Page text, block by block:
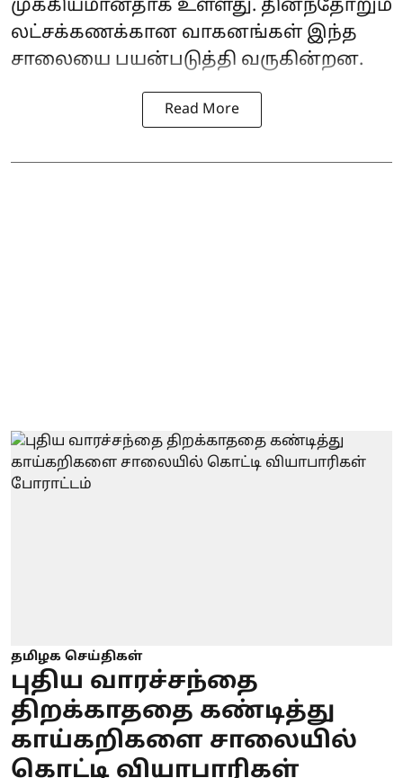
முக்கியமானதாக உள்ளது. தினந்தோறும்
லட்சக்கணக்கான வாகனங்கள் இந்த
சாலையை பயன்படுத்தி வருகின்றன.
Read More
தமிழக செய்திகள்
புதிய வாரச்சந்தை
திறக்காததை கண்டித்து
காய்கறிகளை சாலையில்
கொட்டி வியாபாரிகள்